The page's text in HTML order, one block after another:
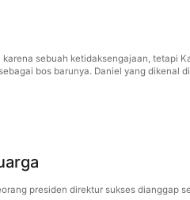
sebuah ketidaksengajaan, tetapi
bos barunya. Daniel yang
presiden direktur sukses